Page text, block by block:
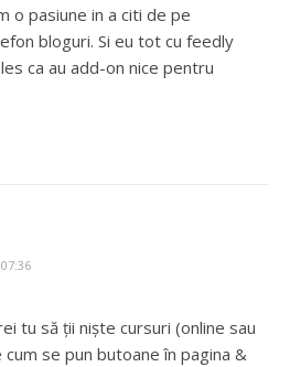
o pasiune in a citi de pe
bloguri. Si eu tot cu feedly
ca au add-on nice pentru
tu să ții niște cursuri (online sau
se pun butoane în pagina &